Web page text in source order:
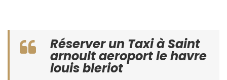
Réserver un Taxi à Saint
arnoult aeroport le havre
louis bleriot